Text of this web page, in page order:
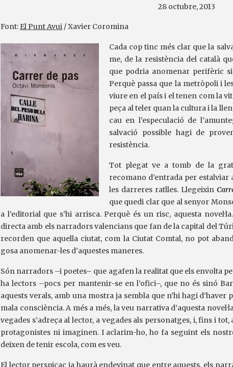
28 octubre, 2013
Font: El Punt Avui / Xavier Coromina
Cada cop tinc més clar que la
me, de la resistència del català
que podria anomenar perifèric
Perquè passa que la metròpoli i
viure en el país i el tenen com la
peça al teler quan la cultura i la
cau en l’especulació de
salvació possible hagi de
resistència.
Tot plegat ve a tomb de la
recomano d’entrada per estalviar
les darreres ratlles. Llegeixin
que quedi clar que al senyor
a l’editorial que s’hi arrisca. Perquè és un risc, aquesta
directa amb els narradors valencians que fan de la capital del
recorden que aquella ciutat, com la Ciutat Comtal, no pot
gosa anomenar-les d’aquestes maneres.
Són narradors –i poetes– que agafen la realitat que els envolta
ha lectors –pocs per mantenir-se en l’ofici–, que no és sinó
aquests verals, amb una mostra ja sembla que n’hi hagi
mala consciència. A més a més, la veu narrativa d’aquesta
vegades s’adreça al lector, a vegades als personatges, i, fins i
protagonistes ni imaginen. I aclarim-ho, ho fa seguint els
deixen de tenir escola, com es veu.
El lector perspicaç ja haurà endevinat que entre aquests, els